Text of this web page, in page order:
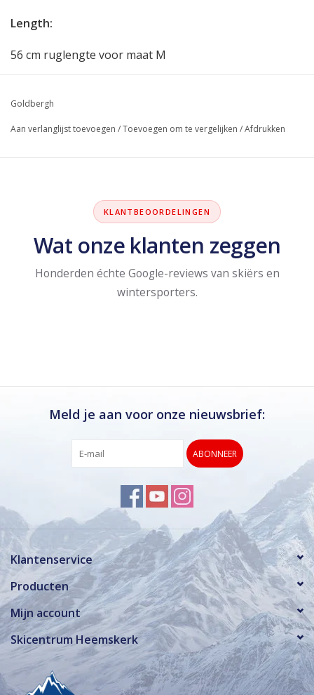
Length:
56 cm ruglengte voor maat M
Goldbergh
Aan verlanglijst toevoegen /Toevoegen om te vergelijken /Afdrukken
KLANTBEOORDELINGEN
Wat onze klanten zeggen
Honderden échte Google-reviews van skiërs en
wintersporters.
Meld je aan voor onze nieuwsbrief:
ABONNEER
Klantenservice
Producten
Mijn account
Skicentrum Heemskerk